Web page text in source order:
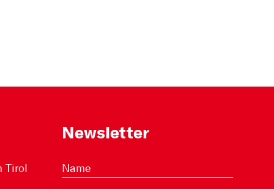
Tirol
Newsletter